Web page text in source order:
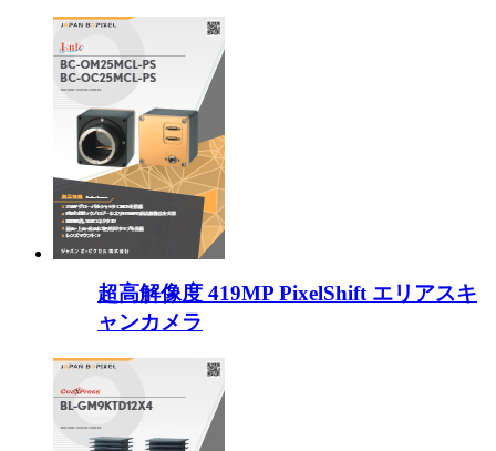
超高解像度 419MP PixelShift エリアスキ
ャンカメラ